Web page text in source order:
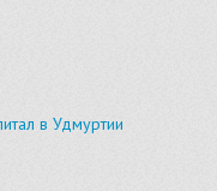
в Удмуртии